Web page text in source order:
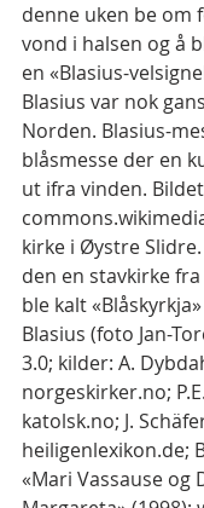
denne uken be om
vond i halsen og å
en «Blasius-
Blasius var nok
Norden. Blasius-
blåsmesse der en
ut ifra vinden.
kirke i Øystre
den en stavkirke
ble kalt
Blasius (foto Jan-
3.0; kilder: A.
norgeskirker.no;
katolsk.no; J.
heiligenlexikon.de;
«Mari Vassause og